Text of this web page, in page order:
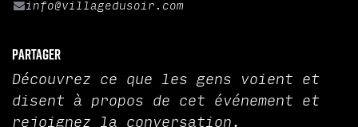
info@villagedusoir.com
Partager
Découvrez ce que les gens voient et
disent à propos de cet événement et
rejoignez la conversation.